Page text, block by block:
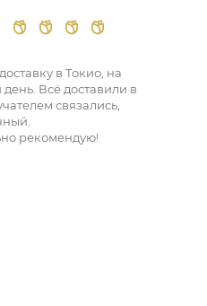
в Токио, на
Всё доставили в
связались,
рекомендую!